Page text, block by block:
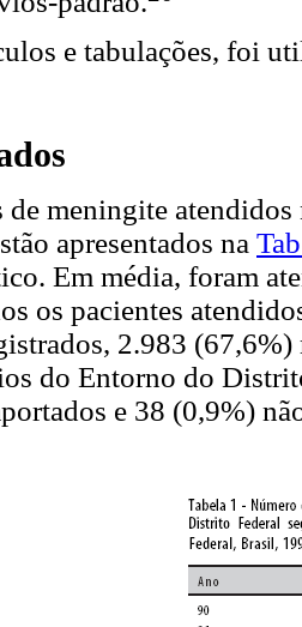
e tabulações, foi
de meningite
apresentados na
Em média, foram
os pacientes
2.983
do Entorno do
e 38 (0,9%)